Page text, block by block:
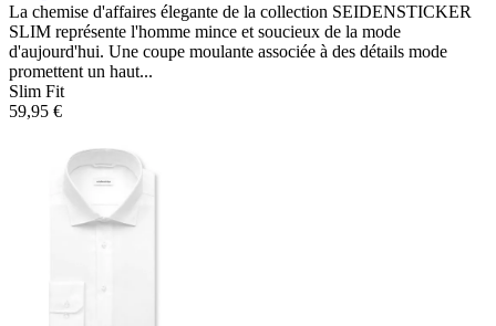
La chemise d'affaires élegante de la collection SEIDENSTICKER
SLIM représente l'homme mince et soucieux de la mode
d'aujourd'hui. Une coupe moulante associée à des détails mode
promettent un haut...
Slim Fit
59,95 €